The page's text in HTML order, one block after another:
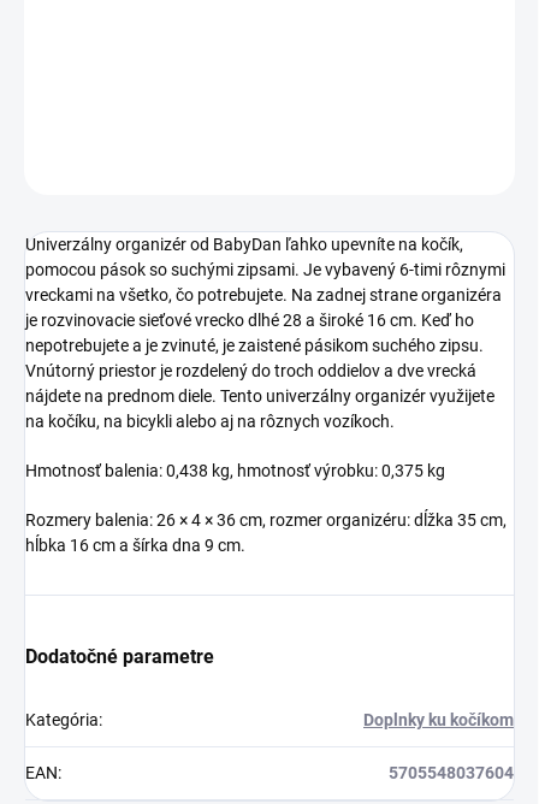
Univerzálny organizér od BabyDan ľahko upevníte na kočík,
pomocou pások so suchými zipsami. Je vybavený 6-timi rôznymi
vreckami na všetko, čo potrebujete. Na zadnej strane organizéra
je rozvinovacie sieťové vrecko dlhé 28 a široké 16 cm. Keď ho
nepotrebujete a je zvinuté, je zaistené pásikom suchého zipsu.
Vnútorný priestor je rozdelený do troch oddielov a dve vrecká
nájdete na prednom diele. Tento univerzálny organizér využijete
na kočíku, na bicykli alebo aj na rôznych vozíkoch.
Hmotnosť balenia: 0,438 kg, hmotnosť výrobku: 0,375 kg
Rozmery balenia: 26 × 4 × 36 cm, rozmer organizéru: dĺžka 35 cm,
hĺbka 16 cm a šírka dna 9 cm.
Dodatočné parametre
Kategória: Doplnky ku kočíkom
EAN: 5705548037604